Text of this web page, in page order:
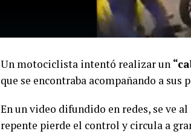
Un motociclista intentó realizar un
que se encontraba acompañando a sus
En un video difundido en redes, se ve
repente pierde el control y circula a